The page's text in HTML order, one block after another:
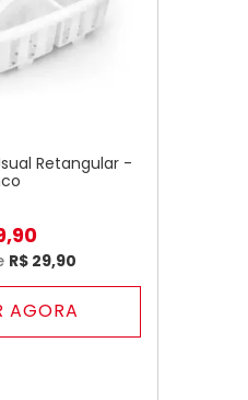
Retangular -
,90
R$ 29,90
AGORA